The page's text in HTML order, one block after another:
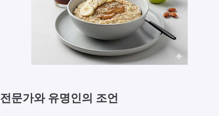
전문가와 유명인의 조언